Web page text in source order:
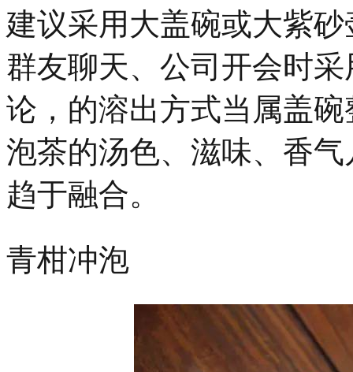
建议采用大盖碗或大紫
群友聊天、公司开会时
论，的溶出方式当属盖
泡茶的汤色、滋味、香
趋于融合。
青柑冲泡